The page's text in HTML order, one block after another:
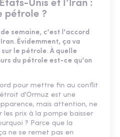
Unis et l’Iran :
pétrole ?
semaine, c'est l'accord
Évidemment, ça va
le pétrole. À quelle
du pétrole est-ce qu'on
pour mettre fin au conflit
d'Ormuz est une
mais attention, ne
prix à la pompe baisser
? Parce que la
ne se remet pas en